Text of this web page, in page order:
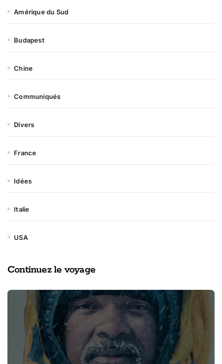
Amérique du Sud
Budapest
Chine
Communiqués
Divers
France
Idées
Italie
USA
Continuez le voyage